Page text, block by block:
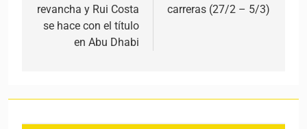
revancha y Rui Costa
se hace con el título
en Abu Dhabi
carreras (27/2 – 5/3)